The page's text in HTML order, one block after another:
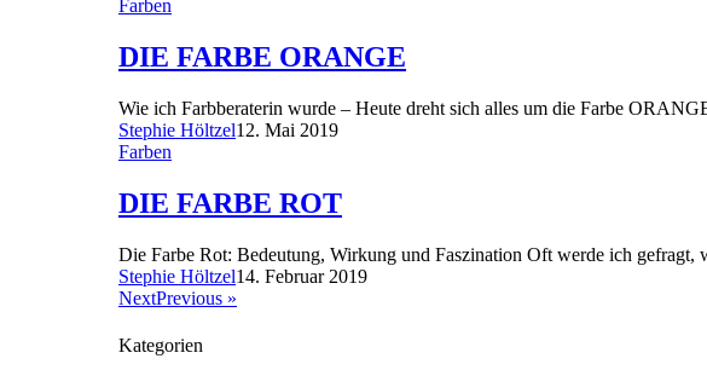
Farben
DIE FARBE ORANGE
Wie ich Farbberaterin wurde – Heute dreht sich alles um die Farbe
Stephie Höltzel12. Mai 2019
Farben
DIE FARBE ROT
Die Farbe Rot: Bedeutung, Wirkung und Faszination Oft werde ich
Stephie Höltzel14. Februar 2019
NextPrevious »
Kategorien